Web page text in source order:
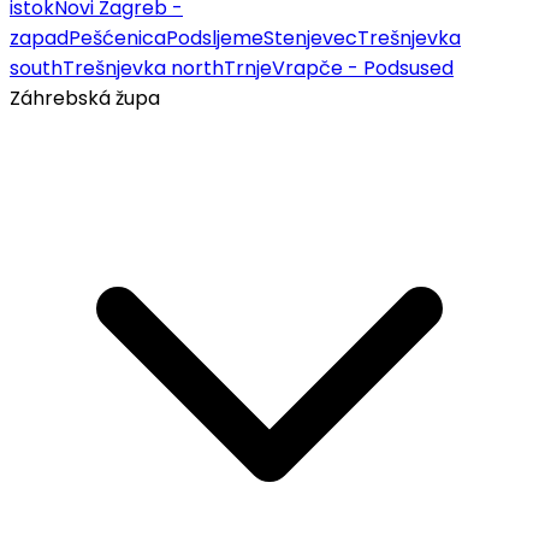
istokNovi Zagreb -
zapadPešćenicaPodsljemeStenjevecTrešnjevka
southTrešnjevka northTrnjeVrapče - Podsused
Záhrebská župa